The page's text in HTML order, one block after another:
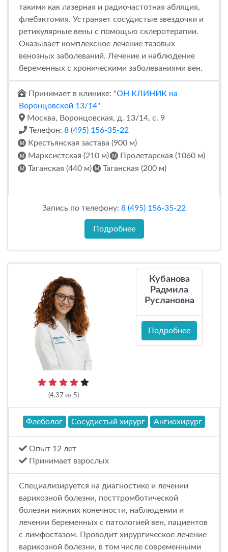
такими как лазерная и радиочастотная абляция,
флебэктомия. Устраняет сосудистые звездочки и
ретикулярные вены с помощью склеротерапии.
Оказывает комплексное лечение тазовых
венозных заболеваний. Лечение и наблюдение
беременных с хроническими заболеваниями вен.
Принимает в клинике: "ОН КЛИНИК на
Воронцовской 13/14"
Москва, Воронцовская, д. 13/14, с. 9
Телефон: 8 (495) 156-35-22
Крестьянская застава (900 м)
Марксистская (210 м)
Пролетарская (1060 м)
Таганская (440 м)
Таганская (200 м)
Запись по телефону: 8 (495) 156-35-22
Подробнее
(4.37 из 5)
Кубанова
Радмила
Руслановна
Подробнее
Флеболог Сосудистый хирург Ангиохирург
Опыт 12 лет
Принимает взрослых
Специализируется на диагностике и лечении
варикозной болезни, посттромботической
болезни нижних конечности, наблюдении и
лечении беременных с патологией вен, пациентов
с лимфостазом. Проводит хирургическое лечение
варикозной болезни, в том числе современными